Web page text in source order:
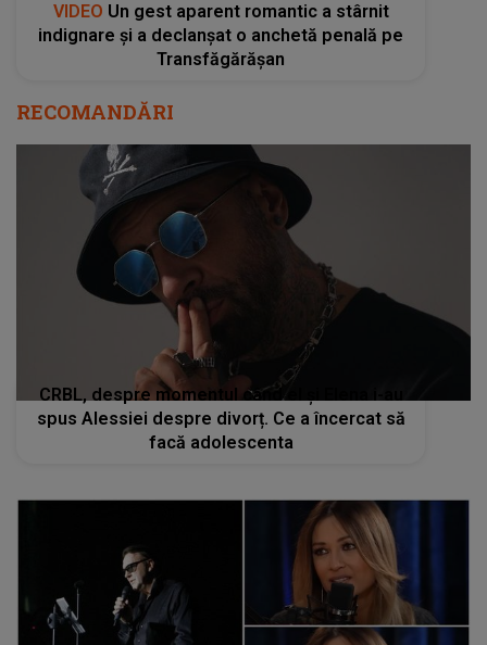
VIDEO Un gest aparent romantic a stârnit
indignare și a declanșat o anchetă penală pe
Transfăgărășan
RECOMANDĂRI
CRBL, despre momentul când el și Elena i-au
spus Alessiei despre divorț. Ce a încercat să
facă adolescenta